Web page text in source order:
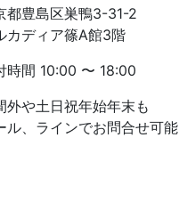
都豊島区巣鴨3-31-2
カディア篠A館3階
時間 10:00 〜 18:00
外や土日祝年始年末も
ル、ラインでお問合せ可能